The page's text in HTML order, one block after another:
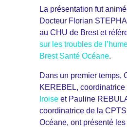
La présentation fut
Docteur Florian
au CHU de Brest et
sur les troubles de
Brest Santé Océane.
Dans un premier temps,
KEREBEL, coordinatrice
Iroiseet Pauline
coordinatrice de la
Océane, ont présenté